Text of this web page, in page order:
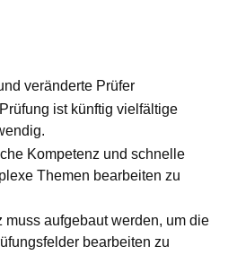
veränderte Prüfer
ist künftig vielfältige
Kompetenz und schnelle
Themen bearbeiten zu
muss aufgebaut werden, um die
bearbeiten zu